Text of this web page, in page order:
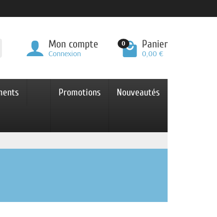
Mon compte
Connexion
0 Panier
0,00 €
Promotions Nouveautés